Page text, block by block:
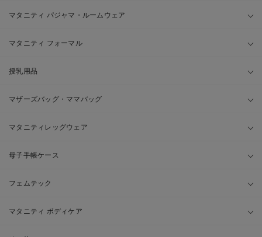
マタニティ パジャマ・ルームウェア
マタニティ フォーマル
授乳用品
マザーズバッグ・ママバッグ
マタニティレッグウェア
母子手帳ケース
フェムテック
マタニティ ボディケア